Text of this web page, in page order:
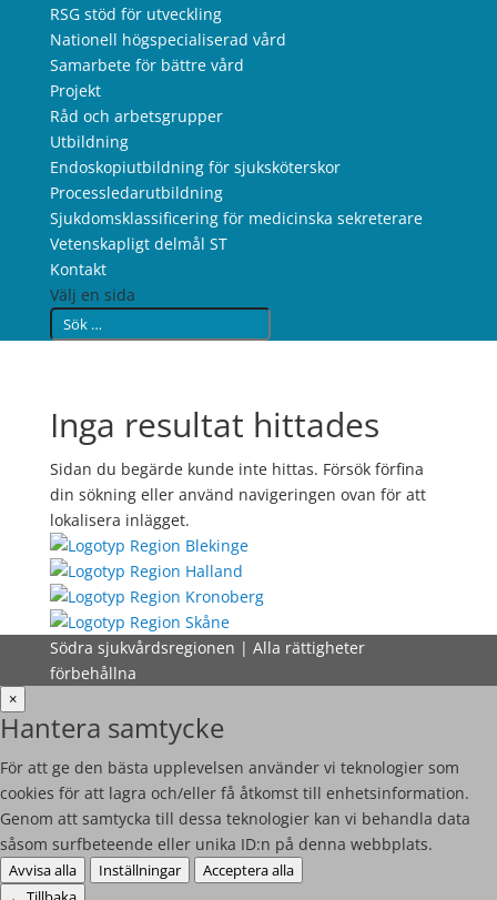
RSG stöd för utveckling
Nationell högspecialiserad vård
Samarbete för bättre vård
Projekt
Råd och arbetsgrupper
Utbildning
Endoskopiutbildning för sjuksköterskor
Processledarutbildning
Sjukdomsklassificering för medicinska sekreterare
Vetenskapligt delmål ST
Kontakt
Välj en sida
Inga resultat hittades
Sidan du begärde kunde inte hittas. Försök förfina
din sökning eller använd navigeringen ovan för att
lokalisera inlägget.
Södra sjukvårdsregionen | Alla rättigheter
förbehållna
×
Hantera samtycke
För att ge den bästa upplevelsen använder vi teknologier som
cookies för att lagra och/eller få åtkomst till enhetsinformation.
Genom att samtycka till dessa teknologier kan vi behandla data
såsom surfbeteende eller unika ID:n på denna webbplats.
Avvisa alla Inställningar
Acceptera alla